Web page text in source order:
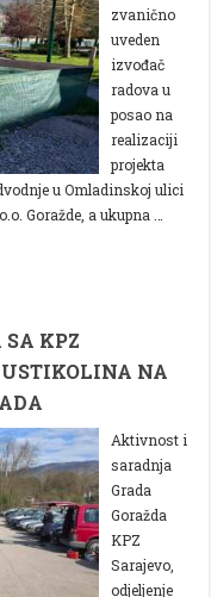
zvanično
uveden
izvođač
radova u
posao na
realizaciji
projekta
u Omladinskoj ulici
Goražde, a ukupna …
KPZ
NA
Aktivnost i
saradnja
Grada
Goražda
KPZ
Sarajevo,
odjeljenje